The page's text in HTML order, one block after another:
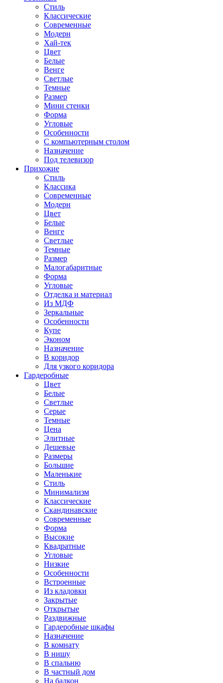
Стиль
Классические
Современные
Модерн
Хай-тек
Цвет
Белые
Венге
Светлые
Темные
Размер
Мини стенки
Форма
Угловые
Особенности
С компьютерным столом
Назначение
Под телевизор
Прихожие
Стиль
Классика
Современные
Модерн
Цвет
Белые
Венге
Светлые
Темные
Размер
Малогабаритные
Форма
Угловые
Отделка и материал
Из МДФ
Зеркальные
Особенности
Купе
Эконом
Назначение
В коридор
Для узкого коридора
Гардеробные
Цвет
Белые
Светлые
Серые
Темные
Цена
Элитные
Дешевые
Размеры
Большие
Маленькие
Стиль
Минимализм
Классические
Скандинавские
Современные
Форма
Высокие
Квадратные
Угловые
Низкие
Особенности
Встроенные
Из кладовки
Закрытые
Открытые
Раздвижные
Гардеробные шкафы
Назначение
В комнату
В нишу
В спальню
В частный дом
На балкон